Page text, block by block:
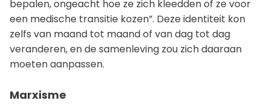
bepalen, ongeacht hoe ze zich kleedden of ze voor
een medische transitie kozen”. Deze identiteit kon
zelfs van maand tot maand of van dag tot dag
veranderen, en de samenleving zou zich daaraan
moeten aanpassen.
Marxisme